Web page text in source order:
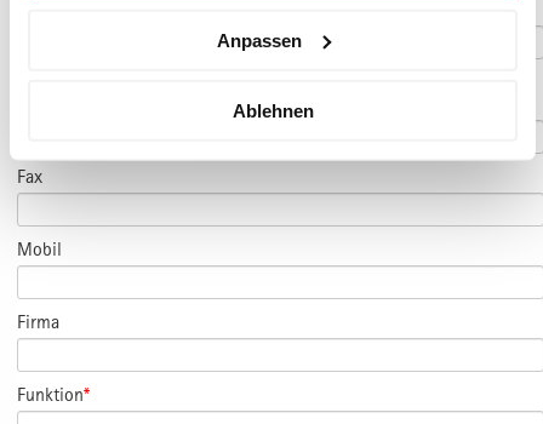
Anpassen
Ablehnen
Fax
Mobil
Firma
Funktion*